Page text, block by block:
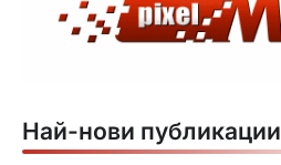
Най-нови публикации